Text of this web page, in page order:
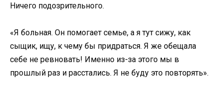
Ничего подозрительного.
«Я больная. Он помогает семье, а я тут сижу, как
сыщик, ищу, к чему бы придраться. Я же обещала
себе не ревновать! Именно из-за этого мы в
прошлый раз и расстались. Я не буду это повторять».